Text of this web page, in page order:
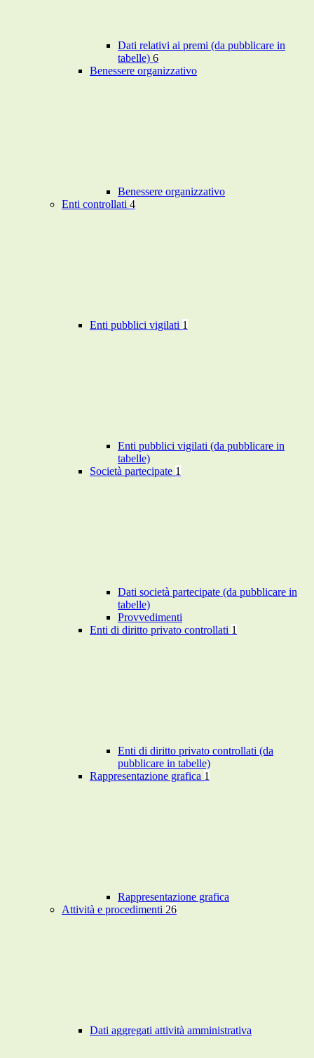
Dati relativi ai premi (da pubblicare in
tabelle) 6
Benessere organizzativo
Benessere organizzativo
Enti controllati 4
Enti pubblici vigilati 1
Enti pubblici vigilati (da pubblicare in
tabelle)
Società partecipate 1
Dati società partecipate (da pubblicare in
tabelle)
Provvedimenti
Enti di diritto privato controllati 1
Enti di diritto privato controllati (da
pubblicare in tabelle)
Rappresentazione grafica 1
Rappresentazione grafica
Attività e procedimenti 26
Dati aggregati attività amministrativa